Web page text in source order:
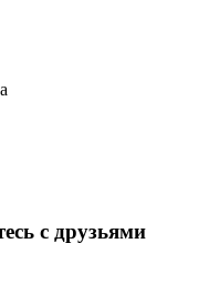
с друзьями